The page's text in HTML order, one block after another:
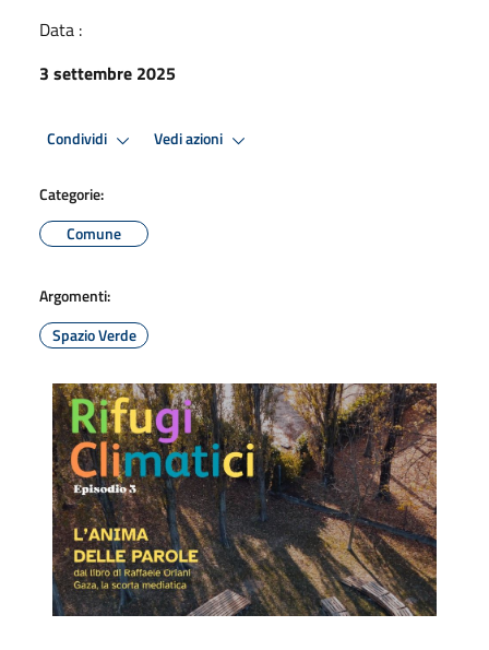
Data :
3 settembre 2025
Condividi Vedi azioni
Categorie:
Comune
Argomenti:
Spazio Verde